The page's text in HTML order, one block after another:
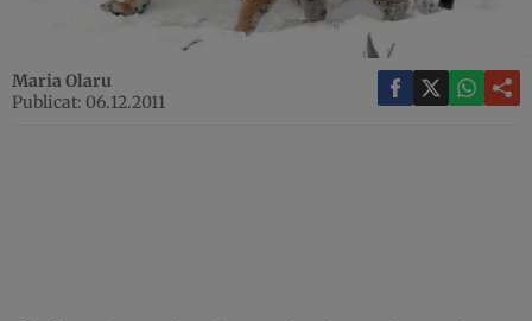
Maria Olaru
Publicat: 06.12.2011